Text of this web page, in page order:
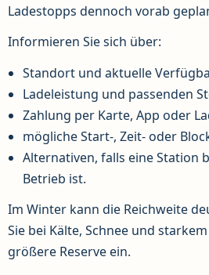
Ladestopps dennoch vorab
Informieren Sie sich über:
Standort und aktuelle
Ladeleistung und passenden
Zahlung per Karte, App oder
mögliche Start-, Zeit- oder
Alternativen, falls eine Station
Betrieb ist.
Im Winter kann die Reichweite
Sie bei Kälte, Schnee und
größere Reserve ein.